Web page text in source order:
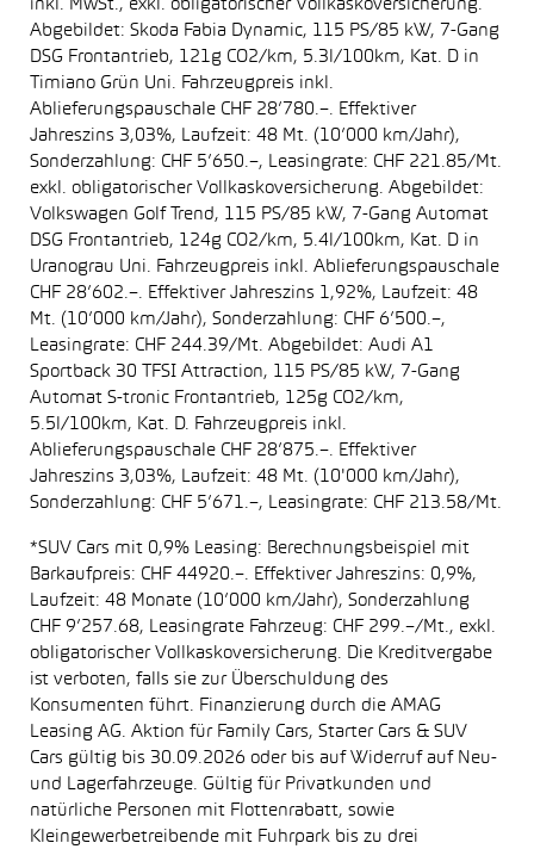
inkl. MwSt., exkl. obligatorischer Vollkaskoversicherung.
Abgebildet: Skoda Fabia Dynamic, 115 PS/85 kW, 7-Gang
DSG Frontantrieb, 121g CO2/km, 5.3l/100km, Kat. D in
Timiano Grün Uni. Fahrzeugpreis inkl.
Ablieferungspauschale CHF 28’780.–. Effektiver
Jahreszins 3,03%, Laufzeit: 48 Mt. (10’000 km/Jahr),
Sonderzahlung: CHF 5’650.–, Leasingrate: CHF 221.85/Mt.
exkl. obligatorischer Vollkaskoversicherung. Abgebildet:
Volkswagen Golf Trend, 115 PS/85 kW, 7-Gang Automat
DSG Frontantrieb, 124g CO2/km, 5.4l/100km, Kat. D in
Uranograu Uni. Fahrzeugpreis inkl. Ablieferungspauschale
CHF 28’602.–. Effektiver Jahreszins 1,92%, Laufzeit: 48
Mt. (10’000 km/Jahr), Sonderzahlung: CHF 6’500.–,
Leasingrate: CHF 244.39/Mt. Abgebildet: Audi A1
Sportback 30 TFSI Attraction, 115 PS/85 kW, 7-Gang
Automat S-tronic Frontantrieb, 125g CO2/km,
5.5l/100km, Kat. D. Fahrzeugpreis inkl.
Ablieferungspauschale CHF 28’875.–. Effektiver
Jahreszins 3,03%, Laufzeit: 48 Mt. (10'000 km/Jahr),
Sonderzahlung: CHF 5’671.–, Leasingrate: CHF 213.58/Mt.
*SUV Cars mit 0,9% Leasing: Berechnungsbeispiel mit
Barkaufpreis: CHF 44920.–. Effektiver Jahreszins: 0,9%,
Laufzeit: 48 Monate (10’000 km/Jahr), Sonderzahlung
CHF 9’257.68, Leasingrate Fahrzeug: CHF 299.–/Mt., exkl.
obligatorischer Vollkaskoversicherung. Die Kreditvergabe
ist verboten, falls sie zur Überschuldung des
Konsumenten führt. Finanzierung durch die AMAG
Leasing AG. Aktion für Family Cars, Starter Cars & SUV
Cars gültig bis 30.09.2026 oder bis auf Widerruf auf Neu-
und Lagerfahrzeuge. Gültig für Privatkunden und
natürliche Personen mit Flottenrabatt, sowie
Kleingewerbetreibende mit Fuhrpark bis zu drei